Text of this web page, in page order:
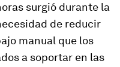
surgió durante la
de reducir
manual que los
a soportar en las